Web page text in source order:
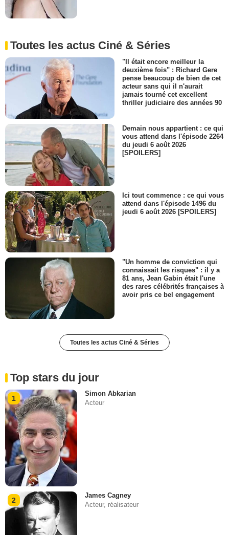
Toutes les actus Ciné & Séries
"Il était encore meilleur la
deuxième fois" : Richard Gere
pense beaucoup de bien de cet
acteur sans qui il n'aurait
jamais tourné cet excellent
thriller judiciaire des années 90
Demain nous appartient : ce qui
vous attend dans l'épisode 2264
du jeudi 6 août 2026
[SPOILERS]
Ici tout commence : ce qui vous
attend dans l'épisode 1496 du
jeudi 6 août 2026 [SPOILERS]
"Un homme de conviction qui
connaissait les risques" : il y a
81 ans, Jean Gabin était l'une
des rares célébrités françaises à
avoir pris ce bel engagement
Toutes les actus Ciné & Séries
Top stars du jour
1
Simon Abkarian
Acteur
2
James Cagney
Acteur, réalisateur